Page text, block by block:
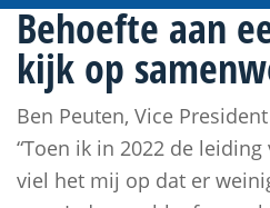
Behoefte aan
kijk op
Ben Peuten, Vice
“Toen ik in 2022 de
viel het mij op dat er